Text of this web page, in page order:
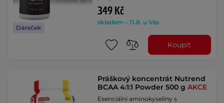
Dáreček
349 Kč
skladem – 11.8. u Vás
Koupit
Práškový koncentrát Nutrend
BCAA 4:1:1 Powder 500 gAKCE
Esenciální aminokyseliny s